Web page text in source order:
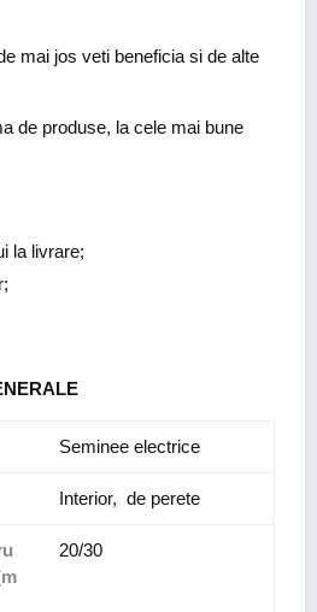
mai jos veti beneficia si de alte
de produse, la cele mai bune
la livrare;
Seminee electrice
Interior, de perete
20/30